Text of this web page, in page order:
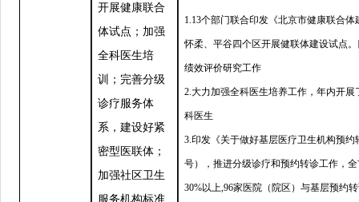
开展健康联合
体试点；加强
全科医生培
训；完善分级
诊疗服务体
系，建设好紧
密型医联体；
加强社区卫生
服务机构标准
1.13个部门联合印发《北京市健康联合
怀柔、平谷四个区开展健联体建设试点
绩效评价研究工作
2.大力加强全科医生培养工作，年内开
科医生
3.印发《关于做好基层医疗卫生机构预
号），推进分级诊疗和预约转诊工作，
30%以上,96家医院（院区）与基层预约